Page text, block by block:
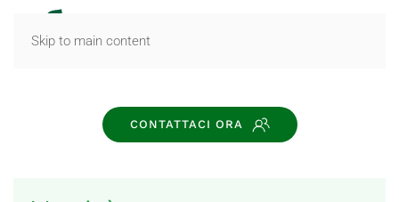
Skip to main content
CONTATTACI ORA